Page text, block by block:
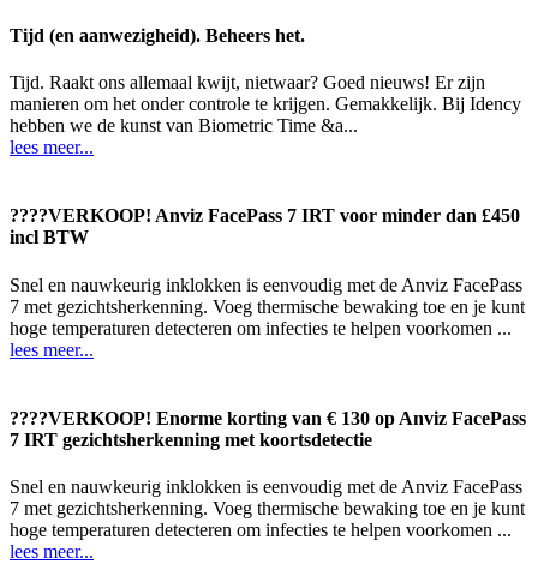
Tijd (en aanwezigheid). Beheers het.
Tijd. Raakt ons allemaal kwijt, nietwaar? Goed nieuws! Er zijn
manieren om het onder controle te krijgen. Gemakkelijk. Bij Idency
hebben we de kunst van Biometric Time &a...
lees meer...
????VERKOOP! Anviz FacePass 7 IRT voor minder dan £450
incl BTW
Snel en nauwkeurig inklokken is eenvoudig met de Anviz FacePass
7 met gezichtsherkenning. Voeg thermische bewaking toe en je kunt
hoge temperaturen detecteren om infecties te helpen voorkomen ...
lees meer...
????VERKOOP! Enorme korting van € 130 op Anviz FacePass
7 IRT gezichtsherkenning met koortsdetectie
Snel en nauwkeurig inklokken is eenvoudig met de Anviz FacePass
7 met gezichtsherkenning. Voeg thermische bewaking toe en je kunt
hoge temperaturen detecteren om infecties te helpen voorkomen ...
lees meer...